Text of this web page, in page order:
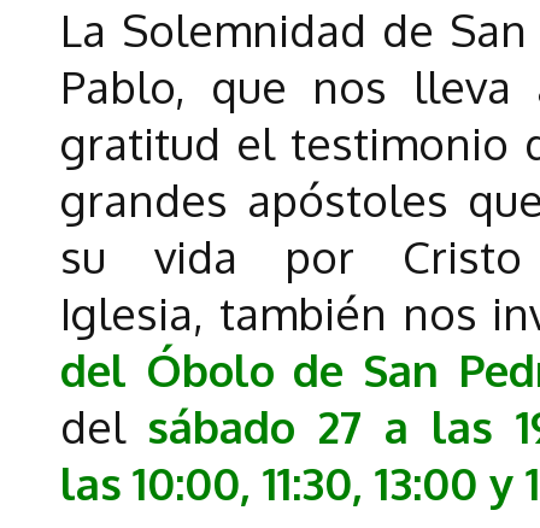
La Solemnidad de
Pablo, que nos
gratitud el testimonio
grandes apóstoles
su vida por
Iglesia, también nos
del Óbolo de San
del sábado 27 a las
las 10:00, 11:30, 13:00